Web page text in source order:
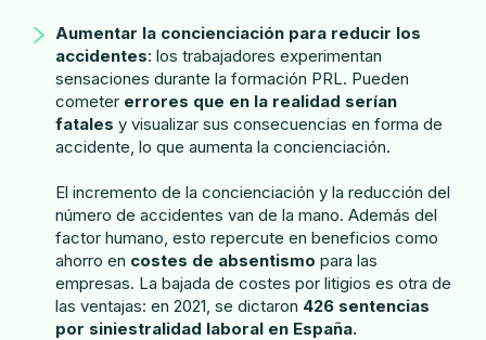
Aumentar la concienciación para reducir los
accidentes: los trabajadores experimentan
sensaciones durante la formación PRL. Pueden
cometer errores que en la realidad serían
fatales y visualizar sus consecuencias en forma de
accidente, lo que aumenta la concienciación.
El incremento de la concienciación y la reducción del
número de accidentes van de la mano. Además del
factor humano, esto repercute en beneficios como
ahorro en costes de absentismo para las
empresas. La bajada de costes por litigios es otra de
las ventajas: en 2021, se dictaron 426 sentencias
por siniestralidad laboral en España.